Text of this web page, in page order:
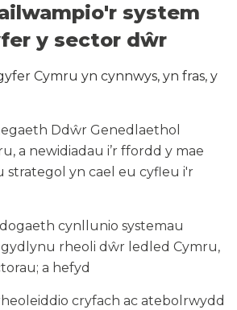
system
y sector dŵr
Cymru yn cynnwys, yn fras, y
Ddŵr Genedlaethol
a newidiadau i’r ffordd y mae
strategol yn cael eu cyfleu i'r
cynllunio systemau
rheoli dŵr ledled Cymru,
a hefyd
cryfach ac atebolrwydd